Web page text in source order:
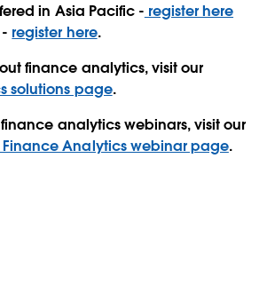
in Asia Pacific - register here
register here.
finance analytics, visit our
solutions page.
finance analytics webinars, visit our
Finance Analytics webinar page.